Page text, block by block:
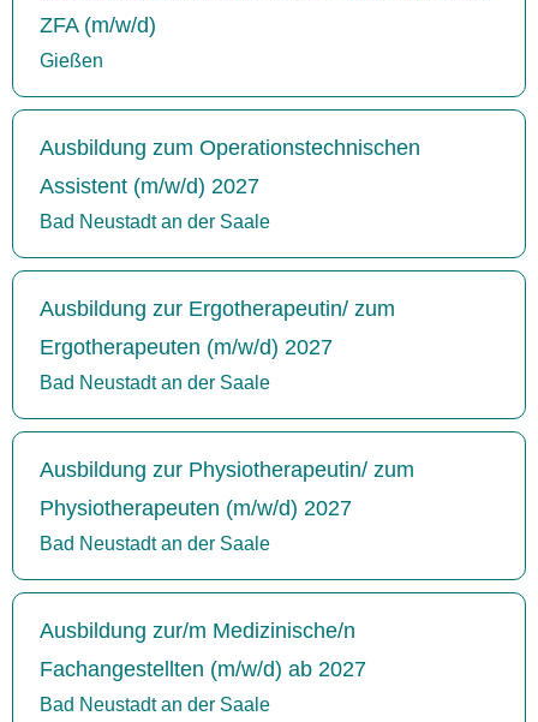
ZFA (m/w/d)
Gießen
Ausbildung zum Operationstechnischen
Assistent (m/w/d) 2027
Bad Neustadt an der Saale
Ausbildung zur Ergotherapeutin/ zum
Ergotherapeuten (m/w/d) 2027
Bad Neustadt an der Saale
Ausbildung zur Physiotherapeutin/ zum
Physiotherapeuten (m/w/d) 2027
Bad Neustadt an der Saale
Ausbildung zur/m Medizinische/n
Fachangestellten (m/w/d) ab 2027
Bad Neustadt an der Saale